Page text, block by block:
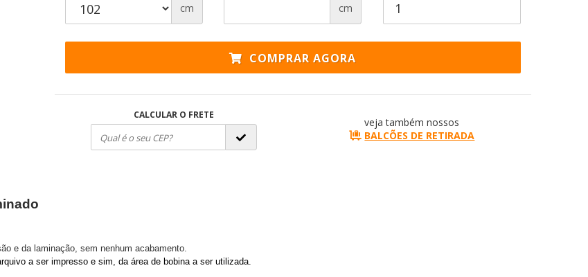
cm cm
COMPRAR AGORA
CALCULAR O FRETE
veja também nossos
BALCÕES DE RETIRADA
e da laminação, sem nenhum acabamento.
a ser impresso e sim, da área de bobina a ser utilizada.